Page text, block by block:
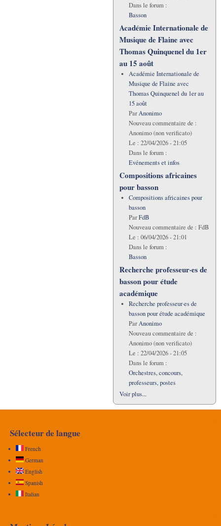
Dans le forum :
Basson
Académie Internationale de
Musique de Flaine avec
Thomas Quinquenel du 1er
au 15 août
Académie Internationale de
Musique de Flaine avec
Thomas Quinquenel du 1er au
15 août
ParAnonimo
Nouveau commentaire de :
Anonimo (non verificato)
Le : 22/04/2026 - 21:05
Dans le forum :
Evénements et infos
Compositions africaines
pour basson
Compositions africaines pour
basson
ParFdB
Nouveau commentaire de : FdB
Le : 06/04/2026 - 21:01
Dans le forum :
Basson
Recherche professeur·es de
basson pour étude
académique
Recherche professeur·es de
basson pour étude académique
ParAnonimo
Nouveau commentaire de :
Anonimo (non verificato)
Le : 22/04/2026 - 21:05
Dans le forum :
Orchestres, concours,
professeurs, postes
Voir plus...
Sélecteur de langue
French
German
English
Spanish
Italian